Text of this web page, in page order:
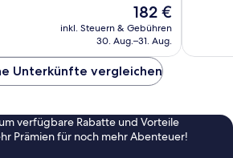
Der
Preis
beträgt
182 €
inkl. Steuern & Gebühren
30. Aug.–31. Aug.
Unterkünfte vergleichen
verfügbare Rabatte und Vorteile
Prämien für noch mehr Abenteuer!